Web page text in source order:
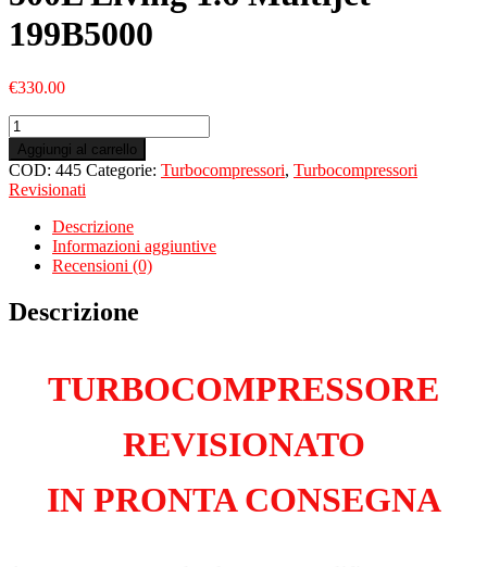
199B5000
€330.00
Turbo
Revisionato
per
FIAT
500L
Living
Multijet
199B5000
quantità
Aggiungi al carrello
COD: 445 Categorie: Turbocompressori, Turbocompressori
Revisionati
Descrizione
Informazioni aggiuntive
Recensioni (0)
Descrizione
TURBOCOMPRESSORE
REVISIONATO
IN PRONTA CONSEGNA